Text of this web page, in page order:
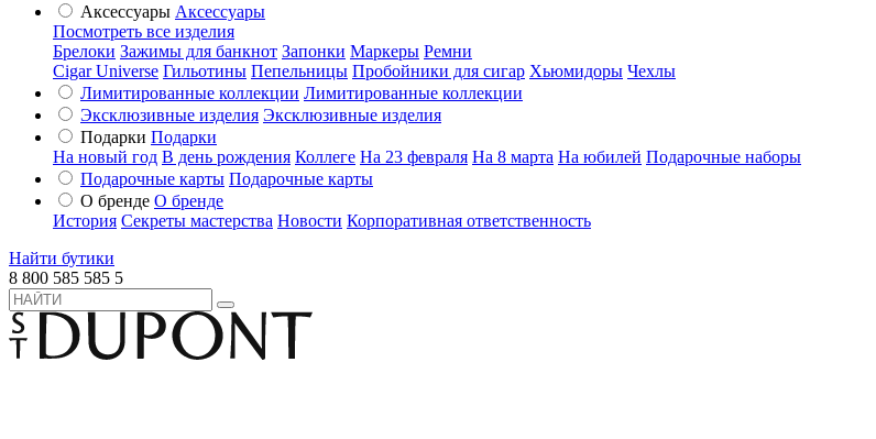
Аксессуары Аксессуары
Посмотреть все изделия
Брелоки Зажимы для банкнот Запонки Маркеры Ремни
Cigar Universe Гильотины Пепельницы Пробойники для сигар Хьюмидоры Чехлы
Лимитированные коллекции Лимитированные коллекции
Эксклюзивные изделия Эксклюзивные изделия
Подарки Подарки
На новый год В день рождения Коллеге На 23 февраля На 8 марта На юбилей Подарочные наборы
Подарочные карты Подарочные карты
О бренде О бренде
История Секреты мастерства Новости Корпоративная ответственность
Найти бутики
8 800 585 585 5